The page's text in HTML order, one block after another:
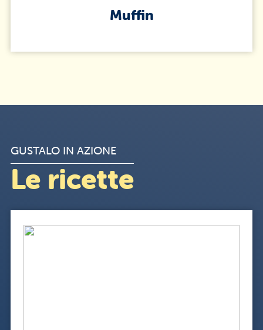
Muffin
GUSTALO IN AZIONE
Le ricette